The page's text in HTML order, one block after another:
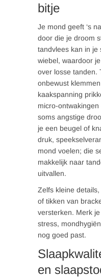
bitje
Je mond geeft ‘s
door die je droom
tandvlees kan in je
wiebel, waardoor
over losse tanden.
onbewust
kaakspanning
micro-
soms angstige
je een beugel of
druk,
mond voelen; die
makkelijk naar
uitvallen.
Zelfs kleine
of tikken van
versterken. Merk
stress,
nog goed past.
en